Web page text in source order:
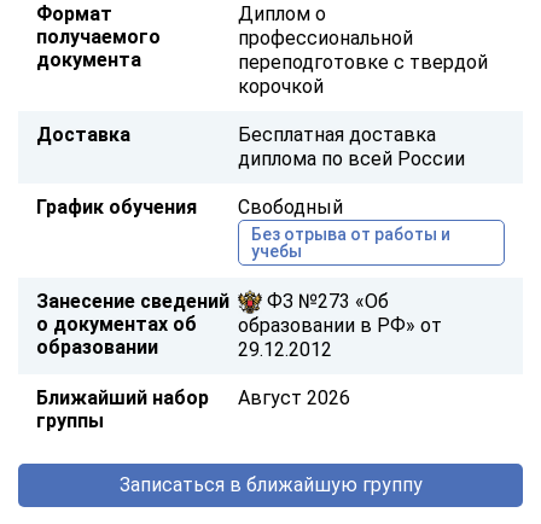
Формат
получаемого
документа
Диплом о
профессиональной
переподготовке с твердой
корочкой
Доставка
Бесплатная доставка
диплома по всей России
График обучения Свободный
Без отрыва от работы и
учебы
Занесение сведений
о документах об
образовании
ФЗ №273 «Об
образовании в РФ» от
29.12.2012
Ближайший набор
группы
Август 2026
Записаться в ближайшую группу